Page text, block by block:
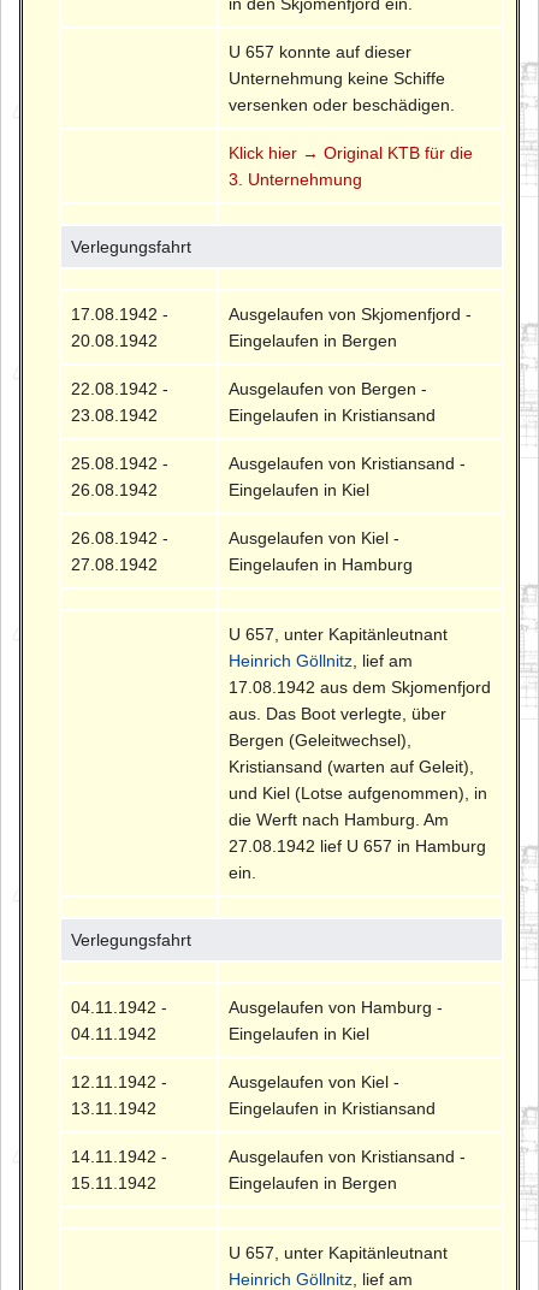
U 657 konnte auf dieser
Unternehmung keine Schiffe
versenken oder beschädigen.
Klick hier → Original KTB für die
3. Unternehmung
Verlegungsfahrt
17.08.1942 -
20.08.1942
Ausgelaufen von Skjomenfjord -
Eingelaufen in Bergen
22.08.1942 -
23.08.1942
Ausgelaufen von Bergen -
Eingelaufen in Kristiansand
25.08.1942 -
26.08.1942
Ausgelaufen von Kristiansand -
Eingelaufen in Kiel
26.08.1942 -
27.08.1942
Ausgelaufen von Kiel -
Eingelaufen in Hamburg
U 657, unter Kapitänleutnant
Heinrich Göllnitz , lief am
17.08.1942 aus dem Skjomenfjord
aus. Das Boot verlegte, über
Bergen (Geleitwechsel),
Kristiansand (warten auf Geleit),
und Kiel (Lotse aufgenommen), in
die Werft nach Hamburg. Am
27.08.1942 lief U 657 in Hamburg
ein.
Verlegungsfahrt
04.11.1942 -
04.11.1942
Ausgelaufen von Hamburg -
Eingelaufen in Kiel
12.11.1942 -
13.11.1942
Ausgelaufen von Kiel -
Eingelaufen in Kristiansand
14.11.1942 -
15.11.1942
Ausgelaufen von Kristiansand -
Eingelaufen in Bergen
U 657, unter Kapitänleutnant
Heinrich Göllnitz , lief am